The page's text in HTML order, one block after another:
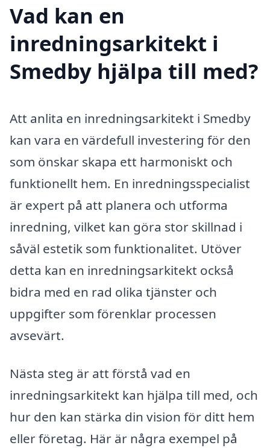
Vad kan en
inredningsarkitekt i
Smedby hjälpa till med?
Att anlita en inredningsarkitekt i Smedby
kan vara en värdefull investering för den
som önskar skapa ett harmoniskt och
funktionellt hem. En inredningsspecialist
är expert på att planera och utforma
inredning, vilket kan göra stor skillnad i
såväl estetik som funktionalitet. Utöver
detta kan en inredningsarkitekt också
bidra med en rad olika tjänster och
uppgifter som förenklar processen
avsevärt.
Nästa steg är att förstå vad en
inredningsarkitekt kan hjälpa till med, och
hur den kan stärka din vision för ditt hem
eller företag. Här är några exempel på